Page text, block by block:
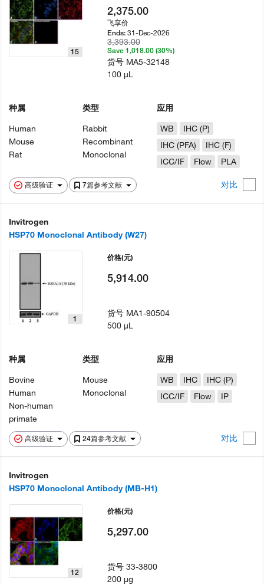
高级验证 7篇参考文献 对比
15
种属
Human
Mouse
Rat
类型
Rabbit
Recombinant
Monoclonal
应用
WB
IHC (P)
IHC (PFA)
IHC (F)
ICC/IF
Flow PLA
2,375.00
飞享价
Ends:31-Dec-2026
3,393.00
Save 1,018.00 (30%)
货号 MA5-32148
100 µL
Invitrogen
HSP70 Monoclonal Antibody (W27)
高级验证 24篇参考文献 对比
1
种属
Bovine
Human
Non-human
primate
类型
Mouse
Monoclonal
应用
WB
IHC
IHC (P)
ICC/IF
Flow IP
价格(元)
5,914.00
货号 MA1-90504
500 µL
Invitrogen
HSP70 Monoclonal Antibody (MB-H1)
12
价格(元)
5,297.00
货号33-3800
200 µg